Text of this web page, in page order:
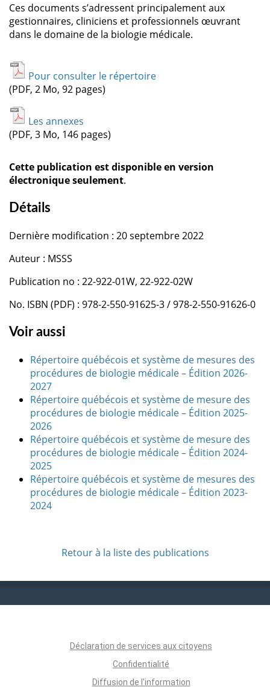
Ces documents s’adressent principalement aux
gestionnaires, cliniciens et professionnels œuvrant
dans le domaine de la biologie médicale.
Pour consulter le répertoire
(PDF, 2 Mo, 92 pages)
Les annexes
(PDF, 3 Mo, 146 pages)
Cette publication est disponible en version
électronique seulement.
Détails
Dernière modification : 20 septembre 2022
Auteur : MSSS
Publication no : 22-922-01W, 22-922-02W
No. ISBN (PDF) : 978-2-550-91625-3 / 978-2-550-91626-0
Voir aussi
Répertoire québécois et système de mesures des
procédures de biologie médicale – Édition 2026-
2027
Répertoire québécois et système de mesure des
procédures de biologie médicale – Édition 2025-
2026
Répertoire québécois et système de mesure des
procédures de biologie médicale – Édition 2024-
2025
Répertoire québécois et système de mesures des
procédures de biologie médicale – Édition 2023-
2024
Retour à la liste des publications
Déclaration de services aux citoyens
Confidentialité
Diffusion de l'information